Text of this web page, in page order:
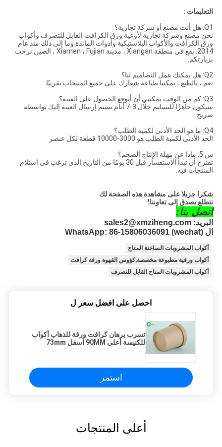
التعليمات :
Q1: هل أنت مصنع أو شركة تجارية؟
نحن مصنع وشركة تجارية لأوعية ورق الكرافت القابل للتصرف وأكواب
ورق الكرافت والأكواب البلاستيكية وأدوات المائدة وما إلى ذلك منذ عام
2014. يقع في منطقة Xiangan ، مدينة Xiamen ، Fujian ، الصين.نرحب
بزيارتكم.
Q2: هل يمكنك عمل التصاميم لنا؟
نعم ، بالطبع ، يمكننا طباعة شعارك على جميع المنتجات تقريبًا.
Q3: كم من الوقت يمكنني أن أتوقع الحصول على العينة؟
سيكون جاهزًا للتسليم خلال 3-7 أيام.سيتم إرسال العينة إليك بواسطة
صريح.
Q4: ما هو الحد الأدنى لكمية الطلب؟
الحد الأدنى لكمية الطلب هو 3000-10000 قطعة لكل عنصر
س 5: ماذا عن مهلة الإنتاج الضخم؟
نقترح أن تبدأ الاستفسار قبل 30 يومًا من التاريخ الذي ترغب في استلام
المنتجات فيه.
شكرا جزيلا على مشاهدة هذه الصفحة لك
نتطلع بصدق إلى تعاوننا!
اتصل بنا:
البريد: sales2@xmziheng.com
ال WhatsApp: 86-15806036091 (wechat)
أكواب المشروبات الساخنة المتاح
أكواب ورقية مطبوعة مخصصة,كؤوس القهوة ورقة كرافت
أكواب المشروبات المتاح القابل للتصرف
احصل على افضل سعر ل
تسرب برهان كرافت ورقة للذهاب أكواب
للكنيسة أعلى 90MM أسفل 73mm
استمر
أعلى المنتجات